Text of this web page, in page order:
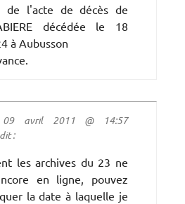
de l'acte de décès de
décédée le 18
à Aubusson
avril 2011 @ 14:57
:
les archives du 23 ne
en ligne, pouvez
la date à laquelle je